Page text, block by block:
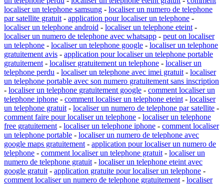
localiser un telephone samsung - localiser un numero de telephone
par satellite gratuit - application pour localiser un telephone -
localiser un telephone android - localiser un telephone eteint -
localiser un numero de telephone avec whatsapp - peut on localiser
un telephone - localiser un telephone google - localiser un telephone
gratuitement avis - application pour localiser un telephone portable
gratuitement - localiser gratuitement un telephone - localiser un
telephone perdu - localiser un telephone avec imei gratuit - localiser
un telephone portable avec son numero gratuitement sans inscription
- localiser un telephone gratuitement google - comment localiser un
telephone iphone - comment localiser un telephone eteint - localiser
un telephone gratuit - localiser un numero de telephone par satellite -
comment faire pour localiser un telephone - localiser un telephone
free gratuitement - localiser un telephone iphone - comment localiser
un telephone portable - localiser un numero de telephone avec
google maps gratuitement - application pour localiser un numero de
telephone - comment localiser un telephone gratuit - localiser un
numero de telephone gratuit - localiser un telephone eteint avec
google gratuit - application gratuite pour localiser un telephone -
comment localiser un numero de telephone gratuitement - localiser